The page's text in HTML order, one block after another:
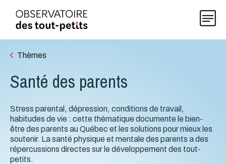
Thématiques
Explorer les données 0-5
Publications
Thèmes
Santé des parents
Stress parental, dépression, conditions de travail,
habitudes de vie : cette thématique documente le bien-
être des parents au Québec et les solutions pour mieux les
soutenir. La santé physique et mentale des parents a des
répercussions directes sur le développement des tout-
petits.